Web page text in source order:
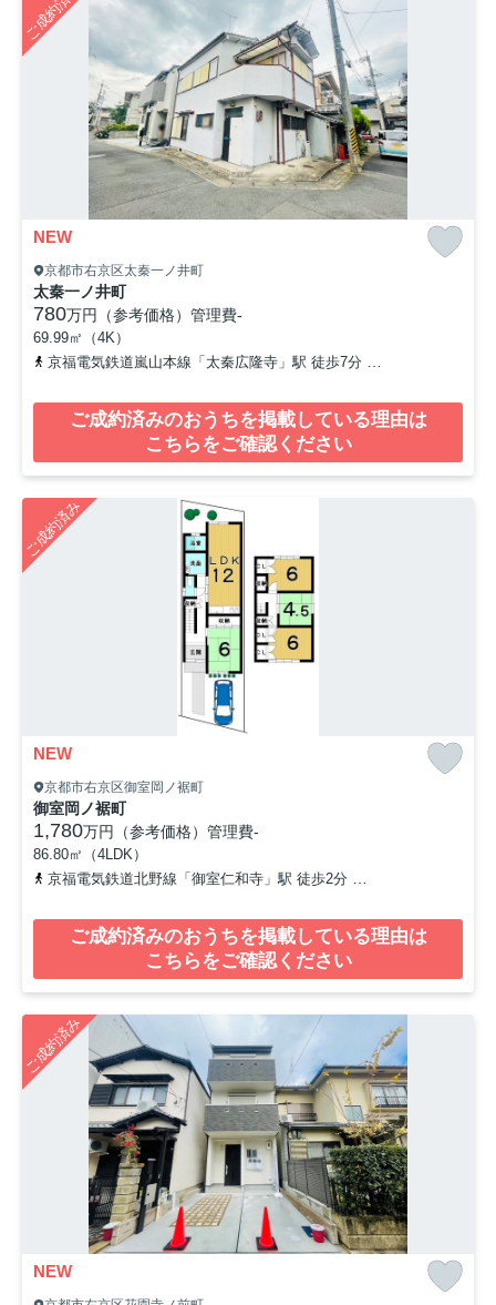
NEW
京都市右京区太秦一ノ井町
太秦一ノ井町
780万円（参考価格） 管理費-
69.99㎡（4K）
京福電気鉄道嵐山本線「太秦広隆寺」駅 徒歩7分
ご成約済みのおうちを掲載している理由は
こちらをご確認ください
ご成約済み
NEW
京都市右京区御室岡ノ裾町
御室岡ノ裾町
1,780万円（参考価格） 管理費-
86.80㎡（4LDK）
京福電気鉄道北野線「御室仁和寺」駅 徒歩2分
ご成約済みのおうちを掲載している理由は
こちらをご確認ください
ご成約済み
NEW